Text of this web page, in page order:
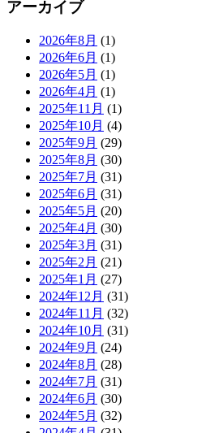
アーカイブ
2026年8月 (1)
2026年6月 (1)
2026年5月 (1)
2026年4月 (1)
2025年11月 (1)
2025年10月 (4)
2025年9月 (29)
2025年8月 (30)
2025年7月 (31)
2025年6月 (31)
2025年5月 (20)
2025年4月 (30)
2025年3月 (31)
2025年2月 (21)
2025年1月 (27)
2024年12月 (31)
2024年11月 (32)
2024年10月 (31)
2024年9月 (24)
2024年8月 (28)
2024年7月 (31)
2024年6月 (30)
2024年5月 (32)